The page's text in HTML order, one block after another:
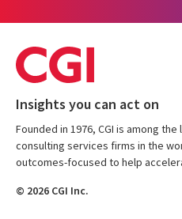
Insights you can act on
Founded in 1976, CGI is among
consulting services firms in the
outcomes-focused to help
© 2026 CGI Inc.